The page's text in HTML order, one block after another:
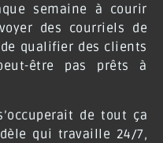
semaine à courir
des courriels de
qualifier des clients
être pas prêts à
de tout ça
qui travaille 24/7,